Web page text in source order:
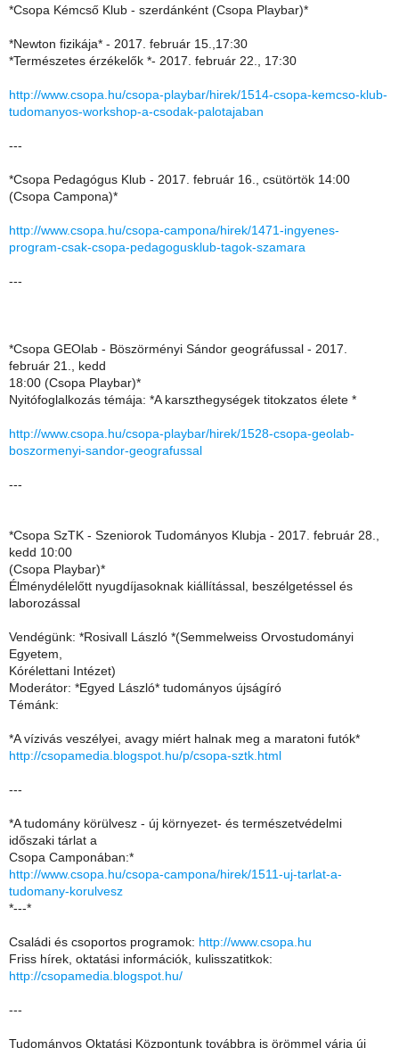
*Csopa Kémcső Klub - szerdánként (Csopa Playbar)*
*Newton fizikája* - 2017. február 15.,17:30
*Természetes érzékelők *- 2017. február 22., 17:30
http://www.csopa.hu/csopa-playbar/hirek/1514-csopa-kemcso-klub-
tudomanyos-workshop-a-csodak-palotajaban
---
*Csopa Pedagógus Klub - 2017. február 16., csütörtök 14:00
(Csopa Campona)*
http://www.csopa.hu/csopa-campona/hirek/1471-ingyenes-
program-csak-csopa-pedagogusklub-tagok-szamara
---
*Csopa GEOlab - Böszörményi Sándor geográfussal - 2017.
február 21., kedd
18:00 (Csopa Playbar)*
Nyitófoglalkozás témája: *A karszthegységek titokzatos élete *
http://www.csopa.hu/csopa-playbar/hirek/1528-csopa-geolab-
boszormenyi-sandor-geografussal
---
*Csopa SzTK - Szeniorok Tudományos Klubja - 2017. február 28.,
kedd 10:00
(Csopa Playbar)*
Élménydélelőtt nyugdíjasoknak kiállítással, beszélgetéssel és
laborozással
Vendégünk: *Rosivall László *(Semmelweiss Orvostudományi
Egyetem,
Kórélettani Intézet)
Moderátor: *Egyed László* tudományos újságíró
Témánk:
*A vízivás veszélyei, avagy miért halnak meg a maratoni futók*
http://csopamedia.blogspot.hu/p/csopa-sztk.html
---
*A tudomány körülvesz - új környezet- és természetvédelmi
időszaki tárlat a
Csopa Camponában:*
http://www.csopa.hu/csopa-campona/hirek/1511-uj-tarlat-a-
tudomany-korulvesz
*---*
Családi és csoportos programok: http://www.csopa.hu
Friss hírek, oktatási információk, kulisszatitkok:
http://csopamedia.blogspot.hu/
---
Tudományos Oktatási Központunk továbbra is örömmel várja új